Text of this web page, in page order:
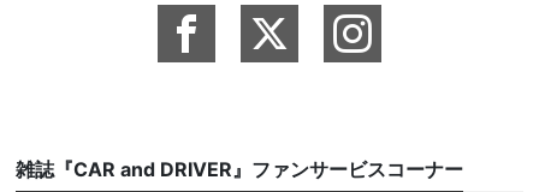
雑誌『CAR and DRIVER』ファンサービスコーナー